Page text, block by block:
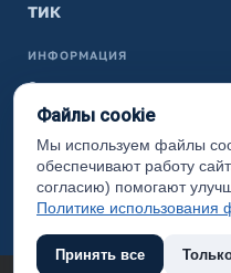
ТИК
ИНФОРМАЦИЯ
Законодательная карта
Карта сайта
(с) 2017 Ханты-
администрации
Файлы cookie
Мы используем файлы
обеспечивают работу
согласию) помогают
Политике использования
Принять все